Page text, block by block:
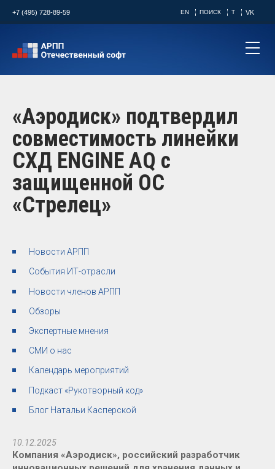
+7 (495) 728-89-59 EN ПОИСК T VK
«Аэродиск» подтвердил
совместимость линейки
СХД ENGINE AQ с
защищенной ОС
«Стрелец»
Новости АРПП
События ИТ-отрасли
Новости членов АРПП
Обзоры
Экспертные мнения
СМИ о нас
Календарь мероприятий
Подкаст «Рукотворный код»
Блог Натальи Касперской
10.12.2025
Компания «Аэродиск», российский разработчик